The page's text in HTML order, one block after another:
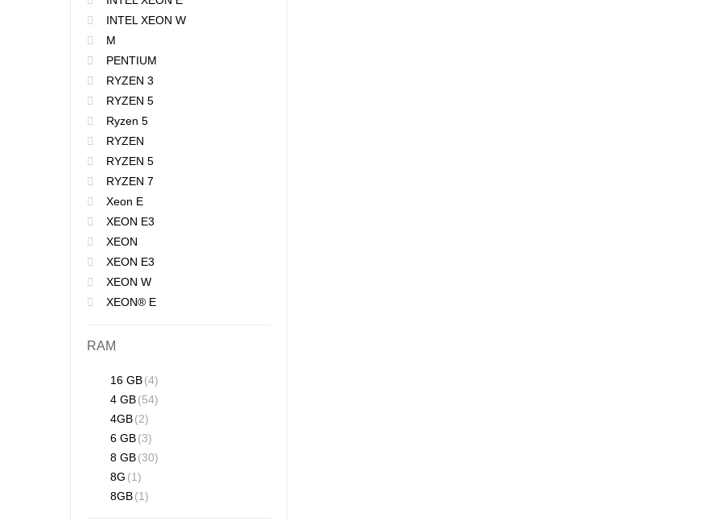
INTEL XEON W
M
PENTIUM
RYZEN 3
RYZEN 5
Ryzen 5
RYZEN
RYZEN 5
RYZEN 7
Xeon E
XEON E3
XEON
XEON E3
XEON W
XEON® E
RAM
16 GB(4)
4 GB(54)
4GB(2)
6 GB(3)
8 GB(30)
8G (1)
8GB(1)